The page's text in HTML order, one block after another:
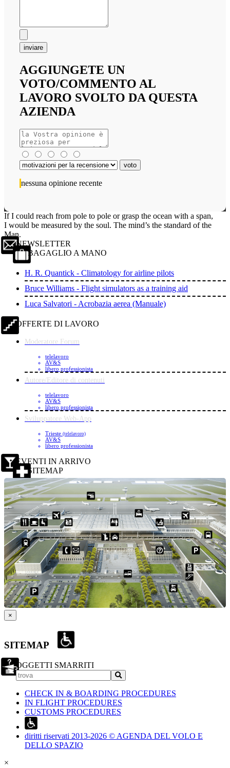
inviare
AGGIUNGETE UN
VOTO/COMMENTO AL
LAVORO SVOLTO DA QUESTA
AZIENDA
nessuna opinione recente
If I could reach from pole to pole or grasp the ocean with a span,
I would be measured by the soul. The mind’s the standard of the
Man.
NEWSLETTER
BAGAGLIO A MANO
H. R. Quantick - Climatology for airline pilots
Bruce Williams - Flight simulators as a training aid
Luca Salvatori - Acrobazia aerea (Manuale)
OFFERTE DI LAVORO
Moderatore Forum
telelavoro
AV&S
libero professionista
Autore/Editore di contenuti
telelavoro
AV&S
libero professionista
Sviluppatore Web-App
Trieste (telelavoro)
AV&S
libero professionista
EVENTI IN ARRIVO
SITEMAP
×
SITEMAP
OGGETTI SMARRITI
CHECK IN & BOARDING PROCEDURES
IN FLIGHT PROCEDURES
CUSTOMS PROCEDURES
diritti riservati 2013-2026 © AGENDA DEL VOLO E
DELLO SPAZIO
×